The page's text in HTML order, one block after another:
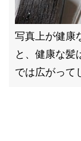
写真上が健康
と、健康な髪
では広がって